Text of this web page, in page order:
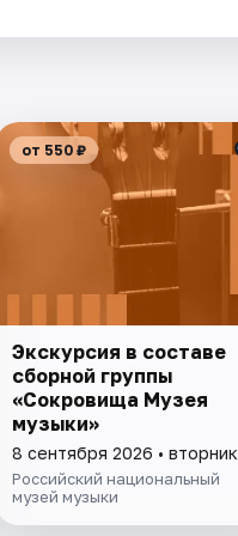
от 550 ₽
Экскурсия в составе
сборной группы
«Сокровища Музея
музыки»
8 сентября 2026 • вторник
Российский национальный
музей музыки